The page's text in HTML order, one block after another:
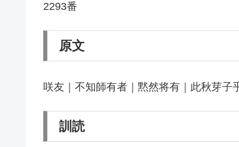
2293番
原文
咲友｜不知師有者｜黙然将有｜此秋芽子
訓読